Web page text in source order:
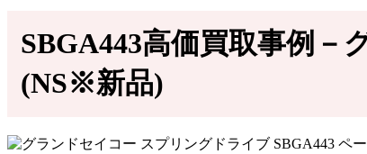
SBGA443高価買取事例－
(NS※新品)